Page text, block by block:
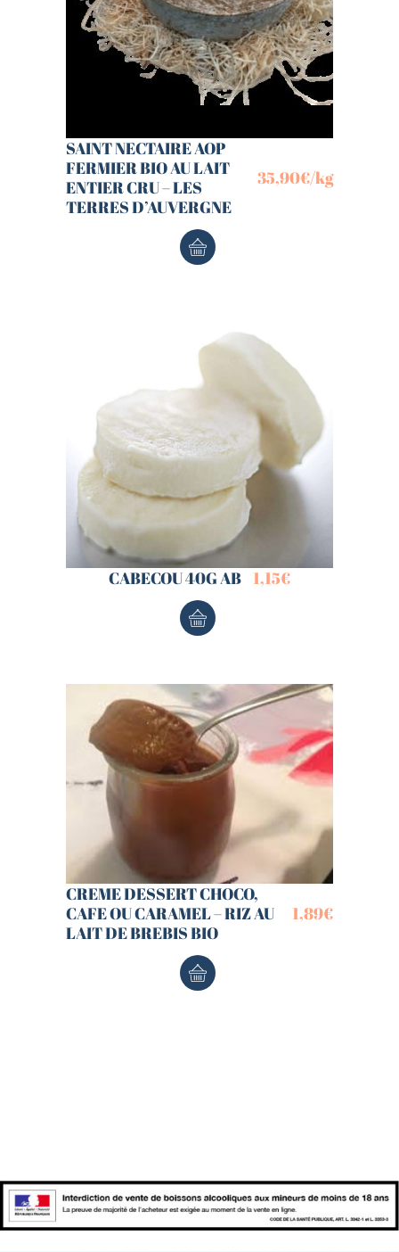
SAINT NECTAIRE AOP
FERMIER BIO AU LAIT
ENTIER CRU – LES
TERRES D’AUVERGNE
35,90€/kg
CABECOU 40G AB 1,15€
CREME DESSERT CHOCO,
CAFE OU CARAMEL – RIZ AU
LAIT DE BREBIS BIO
1,89€